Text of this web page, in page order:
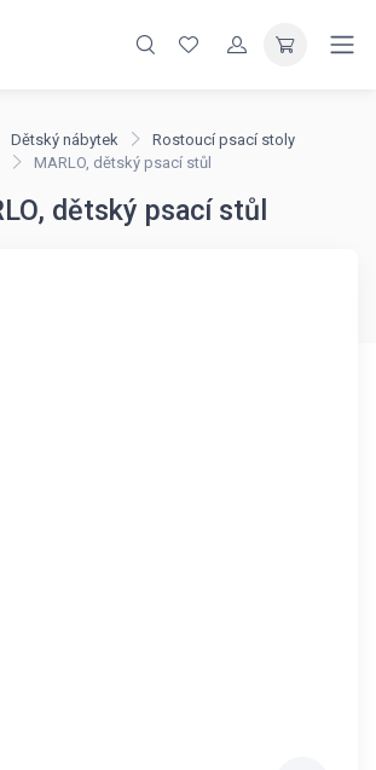
Dětský nábytek
Rostoucí psací stoly
MARLO, dětský psací stůl
dětský psací stůl